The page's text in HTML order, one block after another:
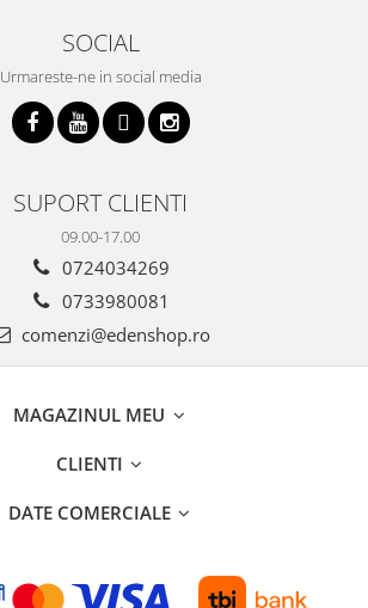
SOCIAL
Urmareste-ne in social media
SUPORT CLIENTI
09.00-17.00
0724034269
0733980081
comenzi@edenshop.ro
MAGAZINUL MEU
CLIENTI
DATE COMERCIALE